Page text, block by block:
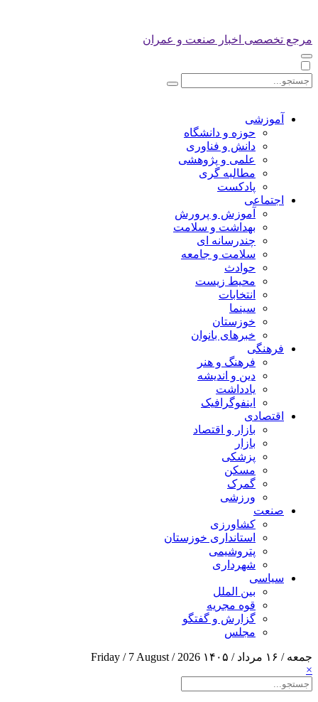
مرجع تخصصی اخبار صنعت و عمران
آموزشی
حوزه و دانشگاه
دانش و فناوری
علمی و پژوهشی
مطالبه گری
پادکست
اجتماعی
آموزش و پرورش
بهداشت و سلامت
چندرسانه ای
سلامت و جامعه
حوادث
محیط زیست
انتخابات
سینما
خوزستان
خبرهای بانوان
فرهنگی
فرهنگ و هنر
دین و اندیشه
یادداشت
اینفوگرافیک
اقتصادی
بازار و اقتصاد
بازار
پزشکی
مسکن
گمرک
ورزشی
صنعت
کشاورزی
استانداری خوزستان
پتروشیمی
شهرداری
سیاسی
بین الملل
قوه مجریه
گزارش و گفتگو
مجلس
جمعه / ۱۶ مرداد / ۱۴۰۵
Friday / 7 August / 2026
×